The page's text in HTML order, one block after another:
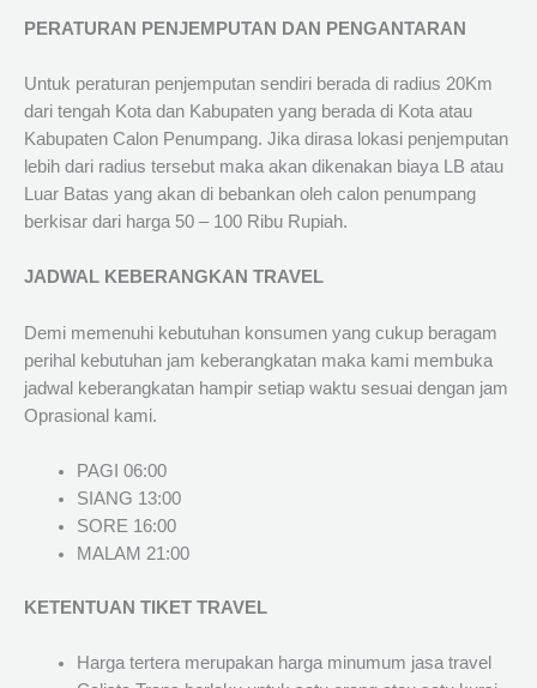
PERATURAN PENJEMPUTAN DAN PENGANTARAN
Untuk peraturan penjemputan sendiri berada di radius 20Km
dari tengah Kota dan Kabupaten yang berada di Kota atau
Kabupaten Calon Penumpang. Jika dirasa lokasi penjemputan
lebih dari radius tersebut maka akan dikenakan biaya LB atau
Luar Batas yang akan di bebankan oleh calon penumpang
berkisar dari harga 50 – 100 Ribu Rupiah.
JADWAL KEBERANGKAN TRAVEL
Demi memenuhi kebutuhan konsumen yang cukup beragam
perihal kebutuhan jam keberangkatan maka kami membuka
jadwal keberangkatan hampir setiap waktu sesuai dengan jam
Oprasional kami.
PAGI 06:00
SIANG 13:00
SORE 16:00
MALAM 21:00
KETENTUAN TIKET TRAVEL
Harga tertera merupakan harga minumum jasa travel